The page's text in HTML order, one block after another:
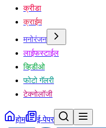
क्रीडा
क्राईम
मनोरंजन
लाईफस्टाईल
व्हिडीओ
फोटो गॅलरी
टेक्नोलॉजी
होम ई-पेपर